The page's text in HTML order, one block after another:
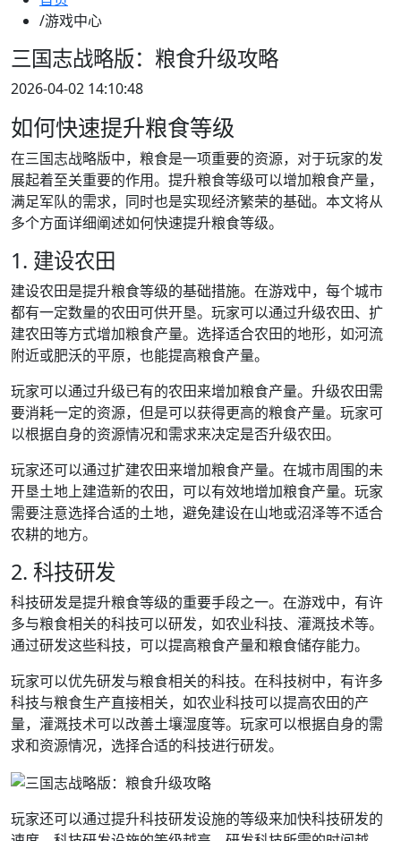
/游戏中心
三国志战略版：粮食升级攻略
2026-04-02 14:10:48
如何快速提升粮食等级
在三国志战略版中，粮食是一项重要的资源，对于玩家的发
展起着至关重要的作用。提升粮食等级可以增加粮食产量，
满足军队的需求，同时也是实现经济繁荣的基础。本文将从
多个方面详细阐述如何快速提升粮食等级。
1. 建设农田
建设农田是提升粮食等级的基础措施。在游戏中，每个城市
都有一定数量的农田可供开垦。玩家可以通过升级农田、扩
建农田等方式增加粮食产量。选择适合农田的地形，如河流
附近或肥沃的平原，也能提高粮食产量。
玩家可以通过升级已有的农田来增加粮食产量。升级农田需
要消耗一定的资源，但是可以获得更高的粮食产量。玩家可
以根据自身的资源情况和需求来决定是否升级农田。
玩家还可以通过扩建农田来增加粮食产量。在城市周围的未
开垦土地上建造新的农田，可以有效地增加粮食产量。玩家
需要注意选择合适的土地，避免建设在山地或沼泽等不适合
农耕的地方。
2. 科技研发
科技研发是提升粮食等级的重要手段之一。在游戏中，有许
多与粮食相关的科技可以研发，如农业科技、灌溉技术等。
通过研发这些科技，可以提高粮食产量和粮食储存能力。
玩家可以优先研发与粮食相关的科技。在科技树中，有许多
科技与粮食生产直接相关，如农业科技可以提高农田的产
量，灌溉技术可以改善土壤湿度等。玩家可以根据自身的需
求和资源情况，选择合适的科技进行研发。
玩家还可以通过提升科技研发设施的等级来加快科技研发的